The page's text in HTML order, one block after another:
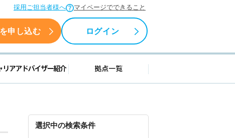
採用ご担当者様へ マイページでできること
申し込む ログイン
支援情報 キャリアアドバイザー紹介 拠点一覧
選択中の検索条件